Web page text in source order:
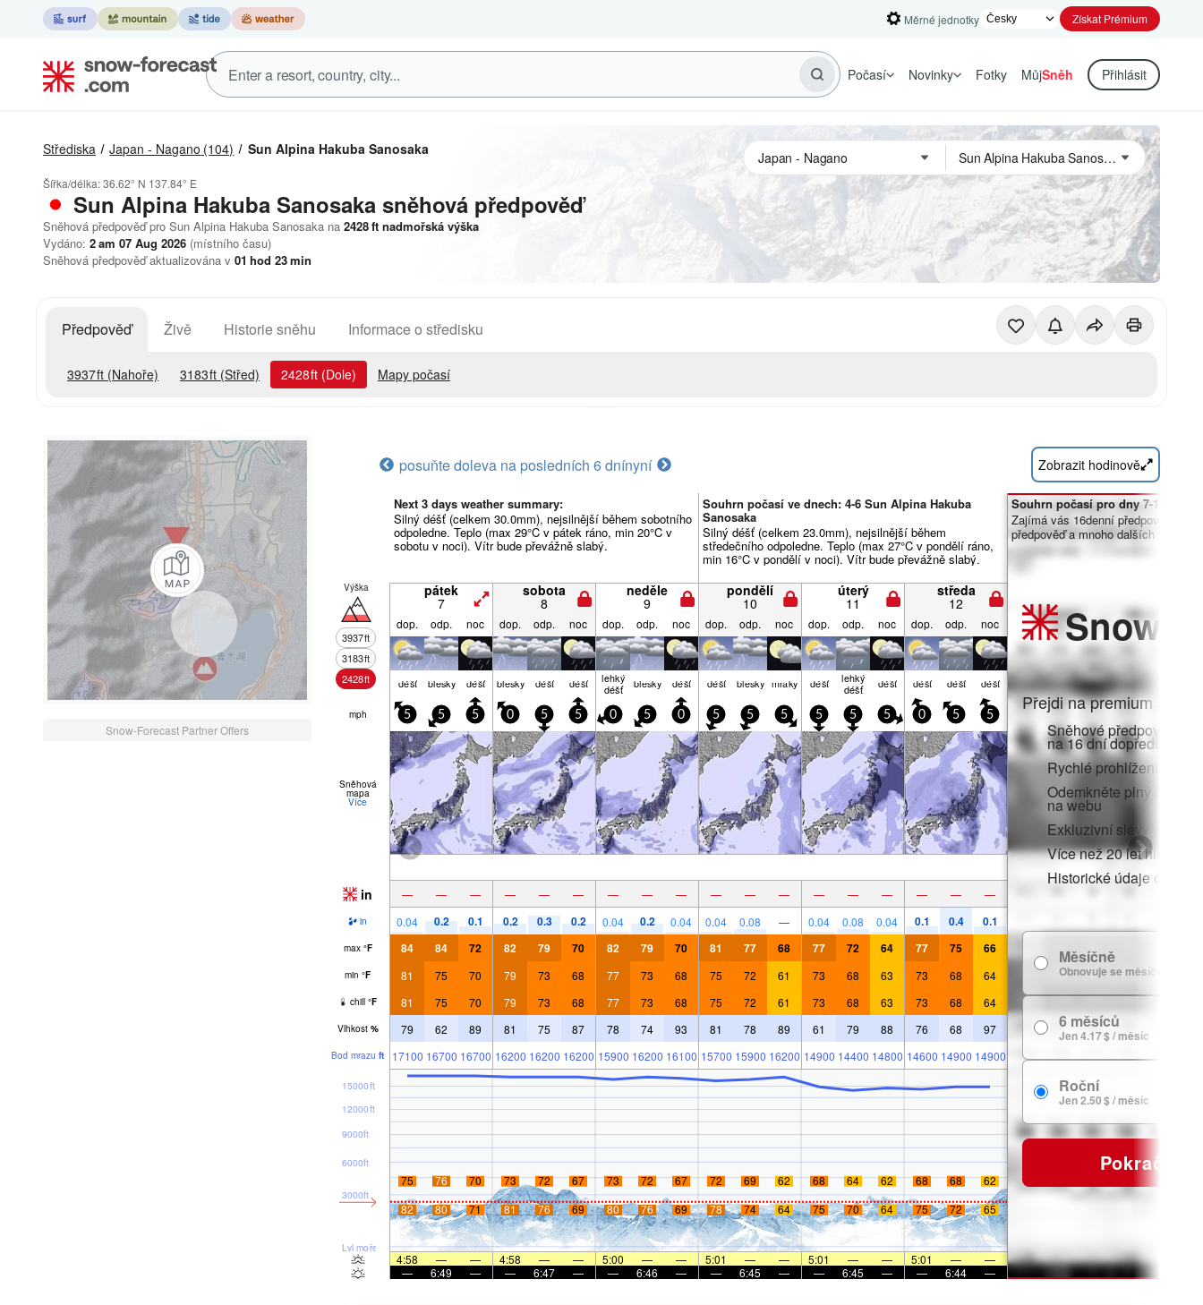
Měrné jednotky Získat Prémium
Počasí Novinky Fotky MůjSněh Přihlásit
Střediska Japan - Nagano (104) Sun Alpina Hakuba Sanosaka
Šířka/délka:36.62° N 137.84° E
Sun Alpina Hakuba Sanosaka sněhová předpověď
Sněhová předpověď pro Sun Alpina Hakuba Sanosaka na 2428ft nadmořská výška
Vydáno: 2 am 07 Aug 2026 (místního času)
Sněhová předpověď aktualizována v 01 hod 23min
Předpověď Živě Historie sněhu Informace o středisku
3937ft (Nahoře) 3183ft (Střed) 2428ft (Dole) Mapy počasí
Snow-Forecast Partner Offers
posuňte doleva na posledních 6 dnínyní Zobrazit hodinově
Next 3 days weather summary:
Silný déšť (celkem 30.0mm), nejsilnější během sobotního
odpoledne. Teplo (max 29°C v pátek ráno, min 20°C v
sobotu v noci). Vítr bude převážně slabý.
Souhrn počasí ve dnech: 4-6 Sun Alpina Hakuba
Sanosaka
Silný déšť (celkem 23.0mm), nejsilnější během
středečního odpoledne. Teplo (max 27°C v pondělí ráno,
min 16°C v pondělí v noci). Vítr bude převážně slabý.
Výška
3937ft
3183ft
2428ft
pátek
7
sobota
8
neděle
9
pondělí
10
úterý
11
středa
12
dop. odp. noc dop. odp. noc dop. odp. noc dop. odp. noc dop. odp. noc dop. odp. noc
déšť blesky déšť blesky déšť déšť lehký
déšť blesky déšť déšť blesky mraky déšť lehký
déšť déšť déšť déšť déšť
mph 5 5 5 0 5 5 0 5 0 5 5 5 5 5 5 0 5 5
Sněhová
mapa
Více
in — — — — — — — — — — — — — — — — — —
in 0.04 0.2 0.1 0.2 0.3 0.2 0.04 0.2 0.04 0.04 0.08 — 0.04 0.08 0.04 0.1 0.4 0.1
max °F 84 84 72 82 79 70 82 79 70 81 77 68 77 72 64 77 75 66
min °F 81 75 70 79 73 68 77 73 68 75 72 61 73 68 63 73 68 64
chill °F 81 75 70 79 73 68 77 73 68 75 72 61 73 68 63 73 68 64
Vlhkost % 79 62 89 81 75 87 78 74 93 81 78 89 61 79 88 76 68 97
Bod mrazu ft 17100 16700 16700 16200 16200 16200 15900 16200 16100 15700 15900 16200 14900 14400 14800 14600 14900 14900
Lvl moře
3000ft
6000ft
9000ft
12000ft
15000ft
75 76 70 73 72 67 73 72 67 72 69 62 68 64 62 68 68
62
82
80 71 81 76 69 80 76 69 78 74 64 75 70 64 75 72 65
4:58 — — 4:58 — — 5:00 — — 5:01 — — 5:01 — — 5:01 —
—
—
6:49 — — 6:47 — — 6:46 — — 6:45 — — 6:45 — — 6:44 —
Souhrn počasí pro dny 7-16:
Zajímá vás 16denní předpověď?
předpověď a mnoho dalších funkcí
Snow
Přejdi na premium a
Sněhové předpovědi
na 16 dní dopředu
Rychlé prohlížení bez
Odemkněte plný
na webu
Exkluzivní slevy pro
Více než 20 let historie
Historické údaje o
Měsíčně
Obnovuje se měsíčně
6 měsíců
Jen 4.17 $ / měsíc
Roční
Jen 2.50 $ / měsíc
Pokračovat